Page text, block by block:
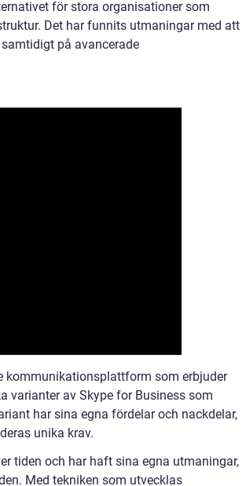
för stora organisationer som
Det har funnits utmaningar med att
på avancerade
kommunikationsplattform som erbjuder
varianter av Skype for Business som
har sina egna fördelar och nackdelar,
unika krav.
tiden och har haft sina egna utmaningar,
Med tekniken som utvecklas